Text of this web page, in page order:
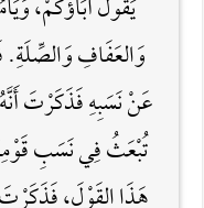
وَالعَفَافِ
عَنْ نَسَبِهِ فَذَكَرْتَ
تُبْعَثُ فِي نَسَبِ